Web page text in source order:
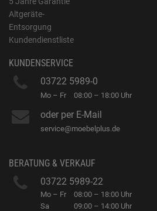
Altgeräte-
Entsorgung
Kundendienstliste
KUNDENSERVICE
03722 5989-0
Mo – Fr 08:00 – 18:00 Uhr
oder per E-Mail
service@moebelplus.de
BERATUNG & VERKAUF
03722 5989-22
Mo – Fr
Sa
08:00 – 18:00 Uhr
09:00 – 14:00 Uhr